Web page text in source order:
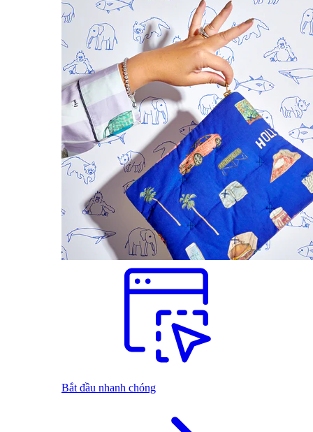
Bắt đầu nhanh chóng